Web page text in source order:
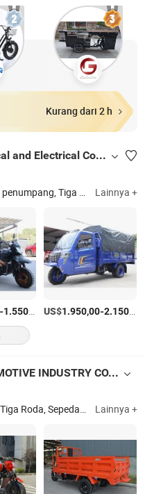
Kurang dari 2 h
Chongqing Kingstorm Mechanical and Electrical Co., Ltd
Tiga roda, Tiga roda kargo, Tiga roda penumpang, Tiga roda listrik, ATV, Suku cadang tiga roda Lainnya +
1.550,00 /Bagian
US$1.950,00-2.150,00
CHONGQING WANHONG LOCOMOTIVE INDUSTRY CO., LTD
Roda, Sepeda Motor Tiga Roda Lainnya +